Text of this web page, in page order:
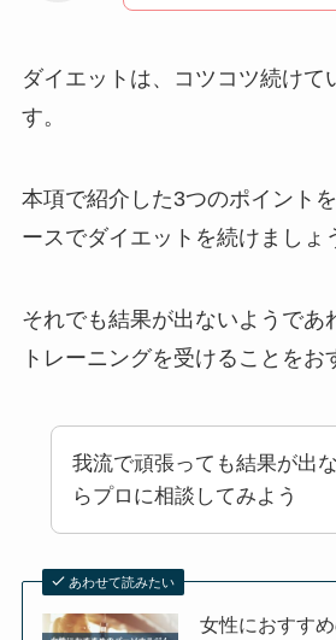
ダイエットは、コツコツ続けて
す。
本項で紹介した3つのポイント
ースでダイエットを続けましょ
それでも結果が出ないようであ
トレーニングを受けることをお
我流で頑張っても結果が出
らプロに相談してみよう
あわせて読みたい
女性におすす